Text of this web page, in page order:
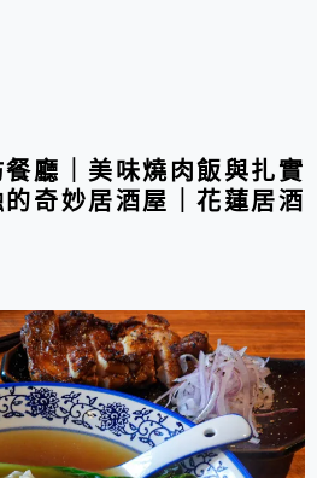
餐廳｜美味燒肉飯與扎實
奇妙居酒屋｜花蓮居酒